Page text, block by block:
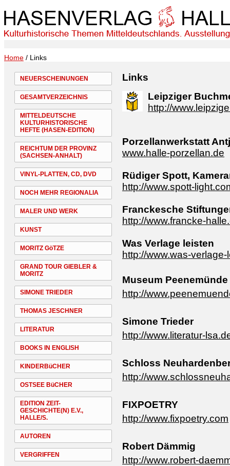
Home / Links
NEUERSCHEINUNGEN
GESAMTVERZEICHNIS
MITTELDEUTSCHE
KULTURHISTORISCHE
HEFTE (HASEN-EDITION)
REICHTUM DER PROVINZ
(SACHSEN-ANHALT)
VINYL-PLATTEN, CD, DVD
NOCH MEHR REGIONALIA
MALER UND WERK
KUNST
MORITZ GöTZE
GRAND TOUR GIEBLER &
MORITZ
SIMONE TRIEDER
THOMAS JESCHNER
LITERATUR
BOOKS IN ENGLISH
KINDERBüCHER
OSTSEE BüCHER
EDITION ZEIT-
GESCHICHTE(N) E.V.,
HALLE/S.
AUTOREN
VERGRIFFEN
Links
Leipziger
http://
Porzellanwerkstatt
www.halle-porzellan.de
Rüdiger Spott,
http://www.spott-
Franckesche
http://www.francke-
Was Verlage leisten
http://www.was-
Museum Peenemünde
http://
Simone Trieder
http://www.literatur-
Schloss
http://
FIXPOETRY
http://www.fixpoetry.com
Robert Dämmig
http://www.robert-